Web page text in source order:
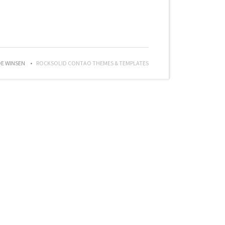
WINSEN ROCKSOLID CONTAO THEMES & TEMPLATES